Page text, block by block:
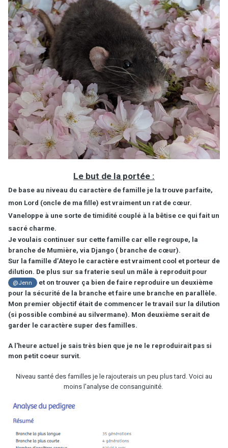
Le but de la portée :
De base au niveau du caractère de famille je la trouve parfaite,
mon Lord (oncle de ma fille) est vraiment un rat de cœur.
Vaneloppe à une sorte de timidité couplé à la bêtise ce qui fait un
sacré charme.
Je voulais continuer sur cette famille car elle regroupe, la
branche de Mumière, via Django ( branche de cœur).
Sur la famille d’Ateyo le caractère est vraiment cool et porteur de
dilution. De plus sur sa fraterie seul un mâle à reproduit pour
@Jenn et on trouver ça bien de faire reproduire un deuxième
pour la sécurité de la branche et faire une branche en parallèle.
Mon premier objectif était de commencer le travail sur la dilution
(si possible combiné au silvermane). Mon deuxième serait de
garder le caractère super des familles.
A l'heure actuel je sais très bien que je ne le reproduirait pas si
mon petit coeur survit.
Niveau santé des familles je le rajouterais un peu plus tard. Voici au
moins l'analyse de consanguinité.